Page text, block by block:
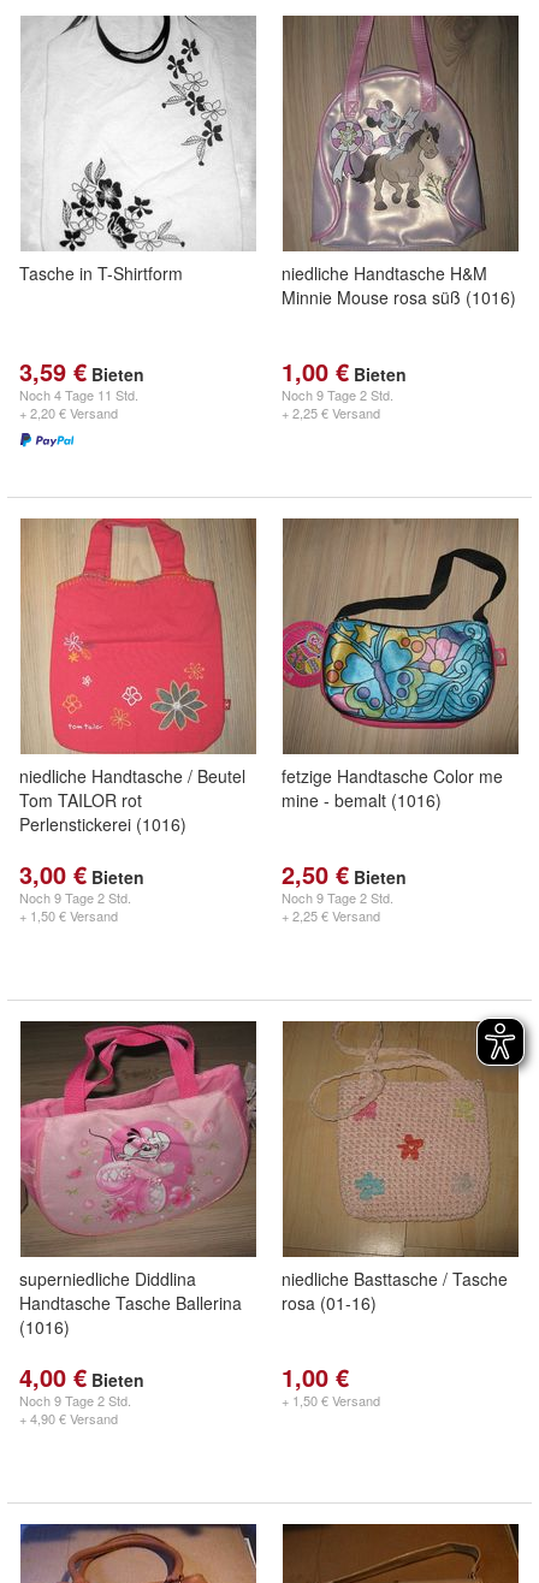
Tasche in T-Shirtform
3,59 € Bieten
Noch4 Tage 11 Std.
+ 2,20 € Versand
niedliche Handtasche H&M
Minnie Mouse rosa süß (1016)
1,00 € Bieten
Noch9 Tage 2 Std.
+ 2,25 € Versand
niedliche Handtasche / Beutel
Tom TAILOR rot
Perlenstickerei (1016)
3,00 € Bieten
Noch9 Tage 2 Std.
+ 1,50 € Versand
fetzige Handtasche Color me
mine - bemalt (1016)
2,50 € Bieten
Noch9 Tage 2 Std.
+ 2,25 € Versand
superniedliche Diddlina
Handtasche Tasche Ballerina
(1016)
4,00 € Bieten
Noch9 Tage 2 Std.
+ 4,90 € Versand
niedliche Basttasche / Tasche
rosa (01-16)
1,00 €
+ 1,50 € Versand